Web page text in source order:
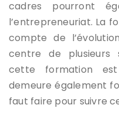
cadres pourront
l’entrepreneuriat. La
compte de
centre de plusieurs
cette formation
demeure également
faut faire pour suivre